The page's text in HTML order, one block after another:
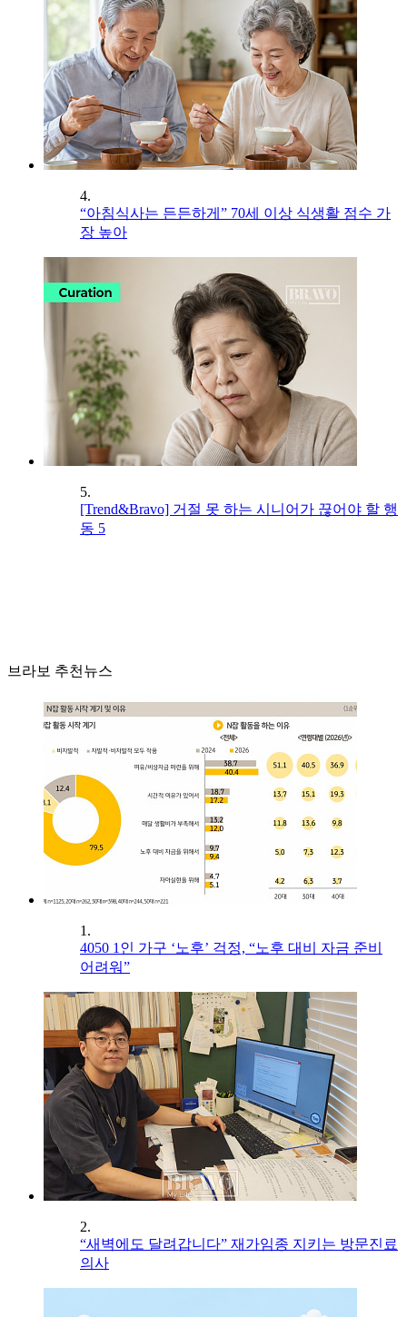
4.
“아침식사는 든든하게” 70세 이상 식생활 점수 가
장 높아
5.
[Trend&Bravo] 거절 못 하는 시니어가 끊어야 할 행
동 5
브라보 추천뉴스
1.
4050 1인 가구 ‘노후’ 걱정, “노후 대비 자금 준비
어려워”
2.
“새벽에도 달려갑니다” 재가임종 지키는 방문진료
의사